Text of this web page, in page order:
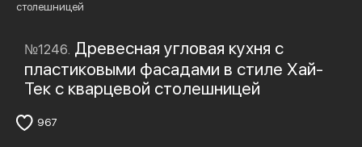
столешницей
№1246. Древесная угловая кухня с
пластиковыми фасадами в стиле Хай-
Тек с кварцевой столешницей
967